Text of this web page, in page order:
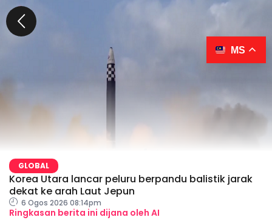
GLOBAL
Korea Utara lancar peluru berpandu balistik jarak
dekat ke arah Laut Jepun
6 Ogos 2026 08:14pm
Ringkasan berita ini dijana oleh AI
MS